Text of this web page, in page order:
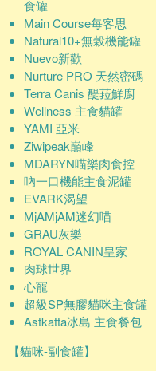
食罐
Main Course每客思
Natural10+無榖機能罐
Nuevo新歡
Nurture PRO 天然密碼
Terra Canis 醍菈鮮廚
Wellness 主食貓罐
YAMI 亞米
Ziwipeak巔峰
MDARYN喵樂肉食控
吶一口機能主食泥罐
EVARK渴望
MjAMjAM迷幻喵
GRAU灰樂
ROYAL CANIN皇家
肉球世界
心寵
超級SP無膠貓咪主食罐
Astkatta冰島 主食餐包
【貓咪-副食罐】